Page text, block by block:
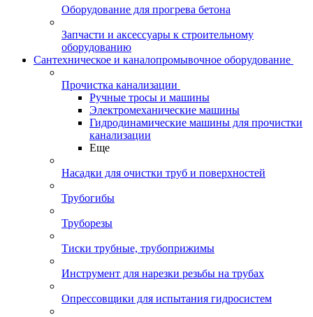
Оборудование для прогрева бетона
Запчасти и аксессуары к строительному
оборудованию
Сантехническое и каналопромывочное оборудование
Прочистка канализации
Ручные тросы и машины
Электромеханические машины
Гидродинамические машины для прочистки
канализации
Еще
Насадки для очистки труб и поверхностей
Трубогибы
Труборезы
Тиски трубные, трубоприжимы
Инструмент для нарезки резьбы на трубах
Опрессовщики для испытания гидросистем